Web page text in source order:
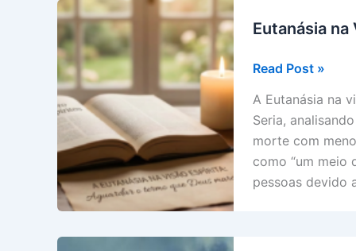
Eutanásia
Eutanásia
Visão
Espírita
Read Post »
A Eutanásia na
Seria,
morte com
como “um meio
pessoas devido